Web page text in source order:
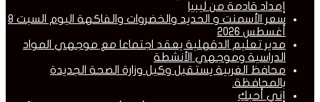
إمداد قادمة من ليبيا
سعر الأسمنت و الحديد والخضروات والفاكهة اليوم السبت 8
أغسطس 2026
مدير تعليم الدقهلية يعقد اجتماعا مع موجهي المواد
الدراسية وموجهي الأنشطة
محافظ الغربية يستقبل وكيل وزارة الصحة الجديدة
بالمحافظة.
إني أحبكِ